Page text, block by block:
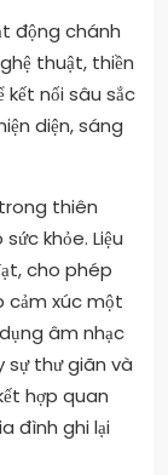
động chánh
thuật, thiền
nối sâu sắc
diện, sáng
thiên
khỏe. Liệu
cho phép
cảm xúc một
âm nhạc
sự thư giãn và
hợp quan
đình ghi lại